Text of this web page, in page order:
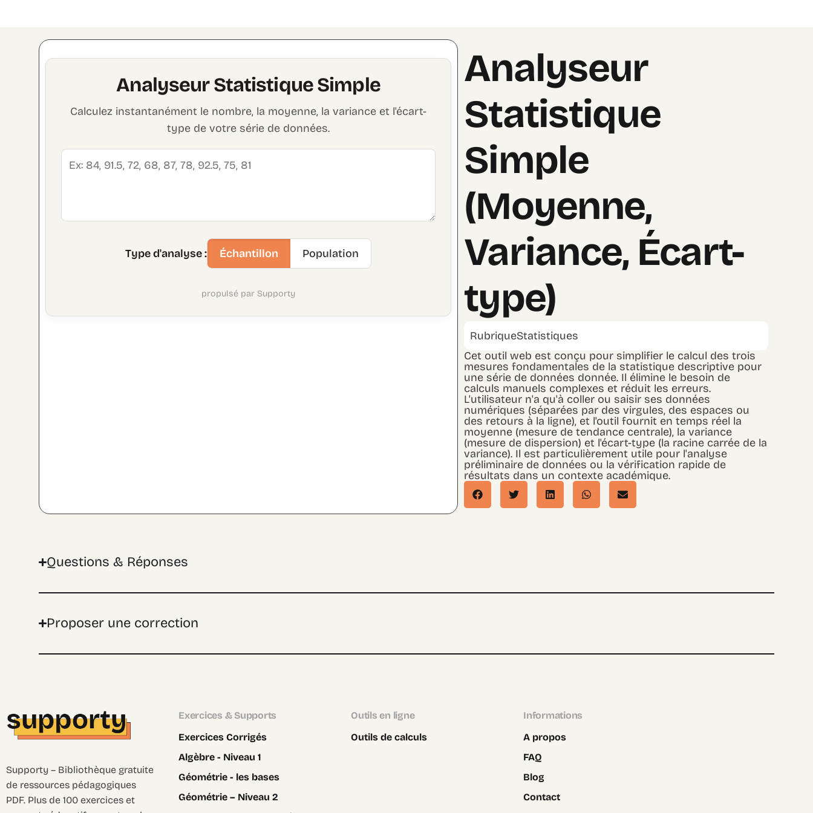
Analyseur Statistique Simple
Calculez instantanément le nombre, la moyenne, la variance et l'écart-
type de votre série de données.
Type d'analyse : Échantillon Population
propulsé par Supporty
Analyseur
Statistique
Simple
(Moyenne,
Variance, Écart-
type)
RubriqueStatistiques
Cet outil web est conçu pour simplifier le calcul des trois
mesures fondamentales de la statistique descriptive pour
une série de données donnée. Il élimine le besoin de
calculs manuels complexes et réduit les erreurs.
L'utilisateur n'a qu'à coller ou saisir ses données
numériques (séparées par des virgules, des espaces ou
des retours à la ligne), et l'outil fournit en temps réel la
moyenne (mesure de tendance centrale), la variance
(mesure de dispersion) et l'écart-type (la racine carrée de la
variance). Il est particulièrement utile pour l'analyse
préliminaire de données ou la vérification rapide de
résultats dans un contexte académique.
Questions & Réponses
Proposer une correction
Supporty – Bibliothèque gratuite
de ressources pédagogiques
PDF. Plus de 100 exercices et
Exercices & Supports
Exercices Corrigés
Algèbre - Niveau 1
Géométrie - les bases
Géométrie – Niveau 2
Outils en ligne
Outils de calculs
Informations
A propos
FAQ
Blog
Contact